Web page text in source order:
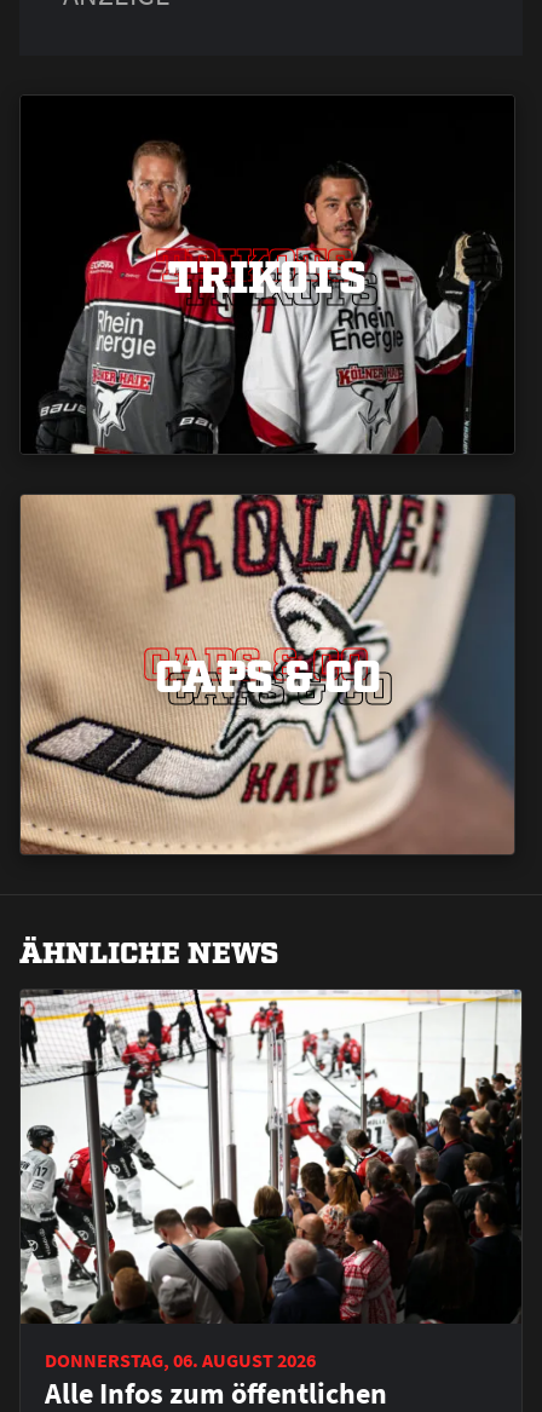
TRIKOTS
TRIKOTS
TRIKOTS
CAPS & CO
CAPS & CO
CAPS & CO
ÄHNLICHE NEWS
DONNERSTAG, 06. AUGUST 2026
Alle Infos zum öffentlichen